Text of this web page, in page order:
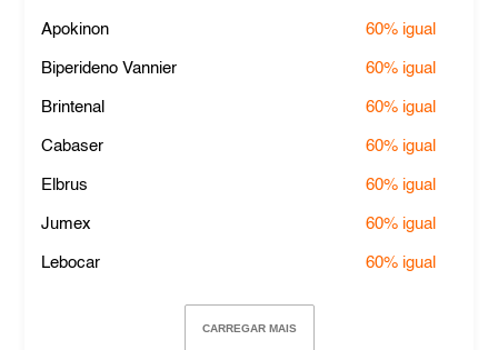
Apokinon 60% igual
Biperideno Vannier 60% igual
Brintenal 60% igual
Cabaser 60% igual
Elbrus 60% igual
Jumex 60% igual
Lebocar 60% igual
CARREGAR MAIS